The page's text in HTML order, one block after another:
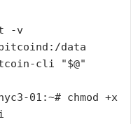
-v
data
cli "$@"
01:~# chmod +x